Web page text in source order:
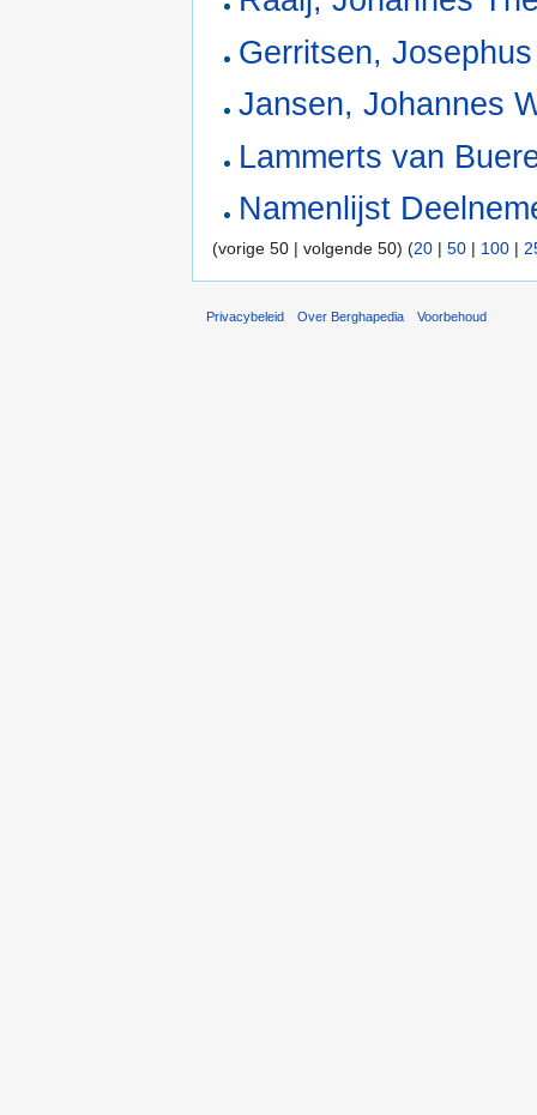
Gerritsen,
Jansen, Johannes
Lammerts van
Namenlijst
(vorige 50 | volgende 50) (20 | 50 | 100 |
Privacybeleid Over Berghapedia Voorbehoud